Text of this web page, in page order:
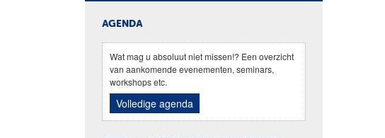
AGENDA
Wat mag u absoluut niet missen!? Een overzicht
van aankomende evenementen, seminars,
workshops etc.
Volledige agenda